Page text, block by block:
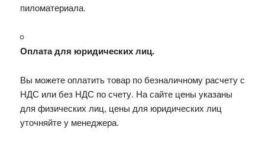
пиломатериала.
Оплата для юридических лиц.
Вы можете оплатить товар по безналичному расчету с
НДС или без НДС по счету. На сайте цены указаны
для физических лиц, цены для юридических лиц
уточняйте у менеджера.